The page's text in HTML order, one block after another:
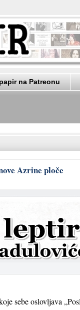
na Patreonu
Azrine ploče
sebe oslovljava